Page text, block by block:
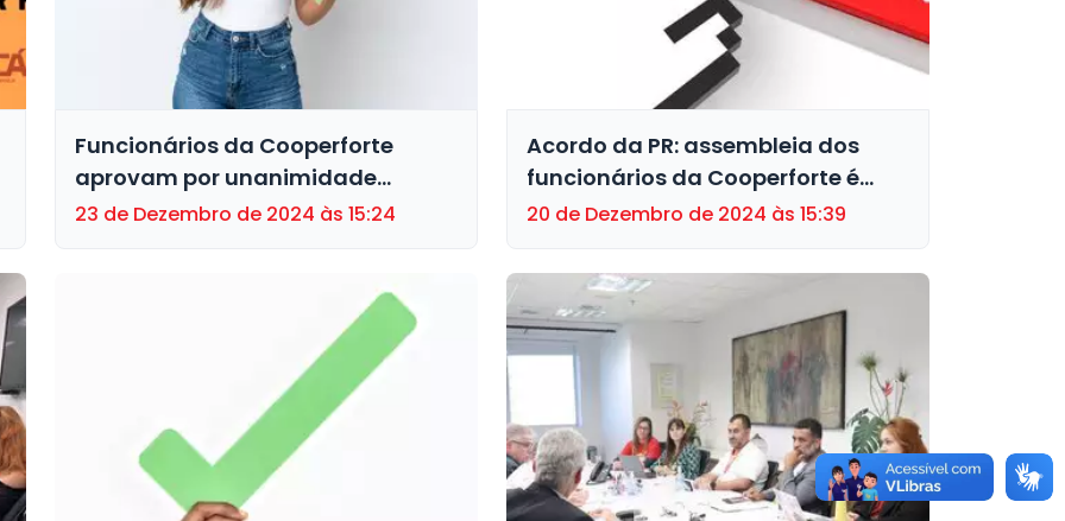
Funcionários da Cooperforte
aprovam por unanimidade
acordo de Participação nos
23 de Dezembro de 2024 às 15:24
Acordo da PR: assembleia dos
funcionários da Cooperforte é
remarcada para o dia 23
20 de Dezembro de 2024 às 15:39